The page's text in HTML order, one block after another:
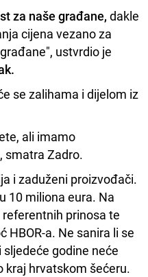
za naše građane, dakle
cijena vezano za
ustvrdio je
se zalihama i dijelom iz
ali imamo
smatra Zadro.
i zaduženi proizvođači.
10 miliona eura. Na
prinosa te
HBOR-a. Ne sanira li se
godine neće
kraj hrvatskom šećeru.